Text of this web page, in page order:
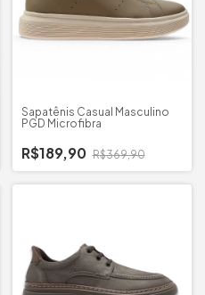
Sapatênis Casual Masculino
PGD Microfibra
R$189,90 R$369,90